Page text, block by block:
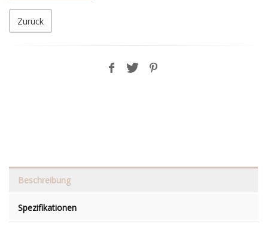
Zurück
Beschreibung
Spezifikationen